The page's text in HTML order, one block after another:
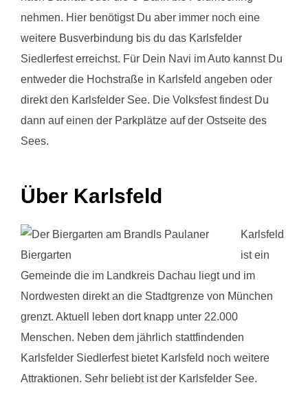
nehmen. Hier benötigst Du aber immer noch eine
weitere Busverbindung bis du das Karlsfelder
Siedlerfest erreichst. Für Dein Navi im Auto kannst Du
entweder die Hochstraße in Karlsfeld angeben oder
direkt den Karlsfelder See. Die Volksfest findest Du
dann auf einen der Parkplätze auf der Ostseite des
Sees.
Über Karlsfeld
Karlsfeld
ist ein
Gemeinde die im Landkreis Dachau liegt und im
Nordwesten direkt an die Stadtgrenze von München
grenzt. Aktuell leben dort knapp unter 22.000
Menschen. Neben dem jährlich stattfindenden
Karlsfelder Siedlerfest bietet Karlsfeld noch weitere
Attraktionen. Sehr beliebt ist der Karlsfelder See.